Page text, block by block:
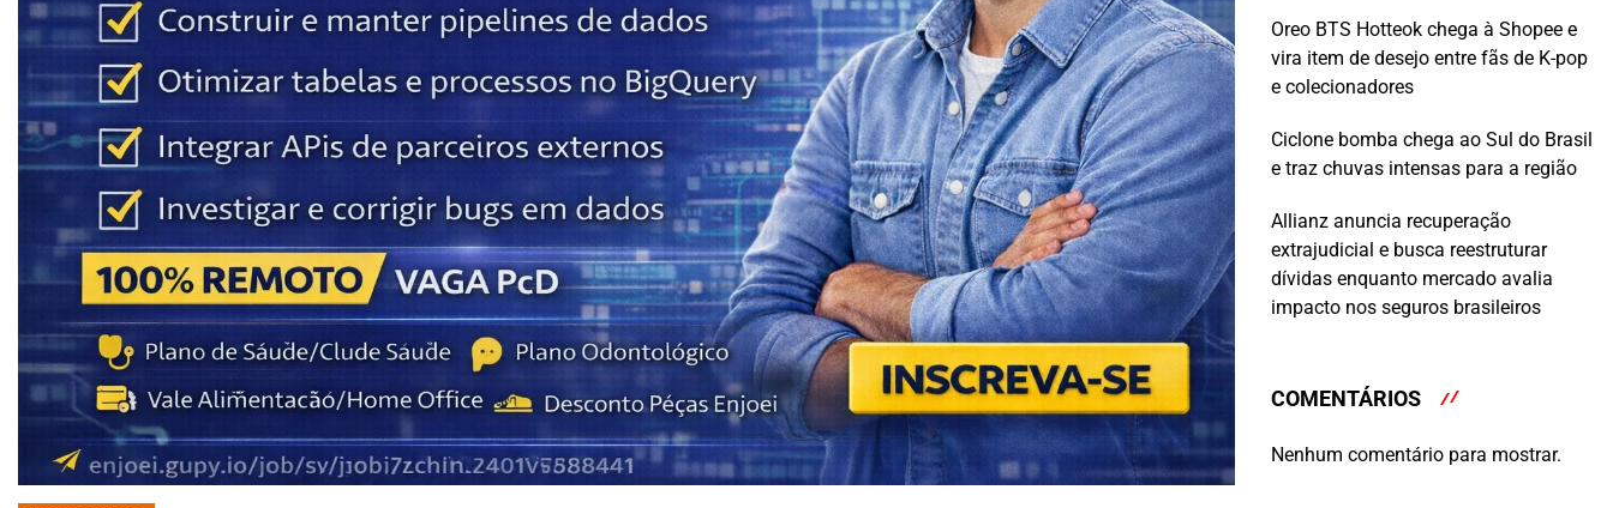
Oreo BTS Hotteok chega à Shopee e
vira item de desejo entre fãs de K-pop
e colecionadores
Ciclone bomba chega ao Sul do Brasil
e traz chuvas intensas para a região
Allianz anuncia recuperação
extrajudicial e busca reestruturar
dívidas enquanto mercado avalia
impacto nos seguros brasileiros
COMENTÁRIOS
Nenhum comentário para mostrar.